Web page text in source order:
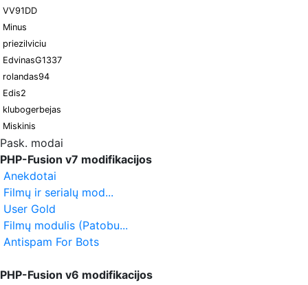
VV91DD
Minus
priezilviciu
EdvinasG1337
rolandas94
Edis2
klubogerbejas
Miskinis
Pask. modai
PHP-Fusion v7 modifikacijos
Anekdotai
Filmų ir serialų mod...
User Gold
Filmų modulis (Patobu...
Antispam For Bots
PHP-Fusion v6 modifikacijos